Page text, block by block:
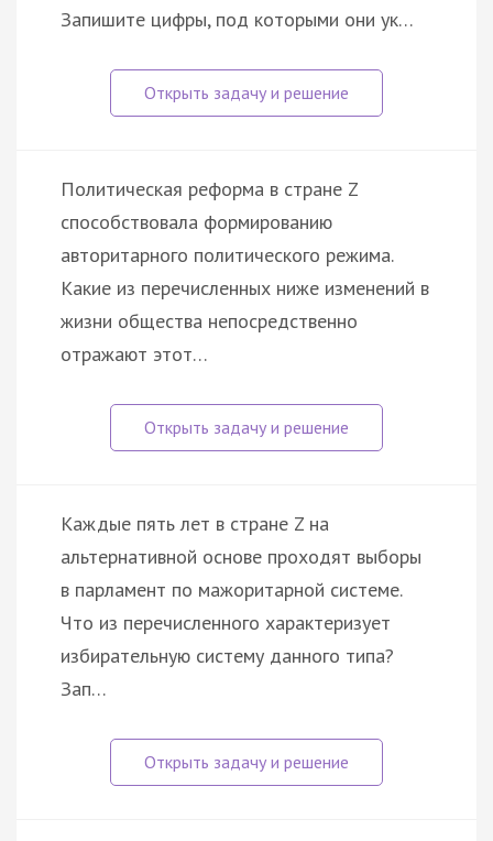
Запишите цифры, под которыми они ук…
Политическая реформа в стране Z
способствовала формированию
авторитарного политического режима.
Какие из перечисленных ниже изменений в
жизни общества непосредственно
отражают этот…
Каждые пять лет в стране Z на
альтернативной основе проходят выборы
в парламент по мажоритарной системе.
Что из перечисленного характеризует
избирательную систему данного типа?
Зап…